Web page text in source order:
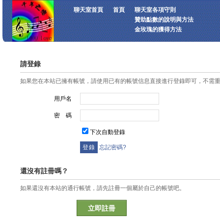
聊天室首頁 首頁
聊天室各項守則
贊助點數的說明與方法
金玫瑰的獲得方法
請登錄
如果您在本站已擁有帳號，請使用已有的帳號信息直接進行登錄即可，不需
用戶名
密 碼
下次自動登錄
忘記密碼?
還沒有註冊嗎？
如果還沒有本站的通行帳號，請先註冊一個屬於自己的帳號吧。
立即註冊